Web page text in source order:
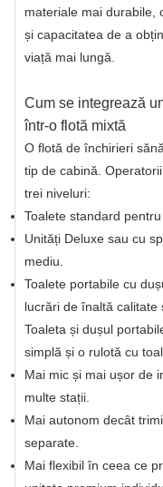
materiale mai durabile,
și capacitatea de a
viață mai lungă.
Cum se integrează
într-o flotă mixtă
O flotă de închirieri
tip de cabină.
trei niveluri:
Toalete standard
Unități Deluxe sau cu
mediu.
Toalete portabile cu
lucrări de înaltă calitate
Toaleta și dușul
simplă și o rulotă cu
Mai mic și mai ușor de
multe stații.
Mai autonom decât
separate.
Mai flexibil în ceea ce